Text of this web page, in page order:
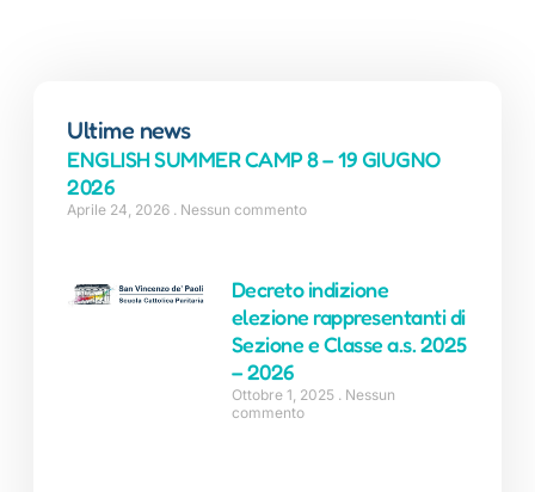
Ultime news
ENGLISH SUMMER CAMP 8 – 19 GIUGNO
2026
Aprile 24, 2026 Nessun commento
Decreto indizione
elezione rappresentanti di
Sezione e Classe a.s. 2025
– 2026
Ottobre 1, 2025 Nessun
commento